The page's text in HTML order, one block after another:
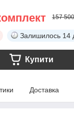
157
Залишилось 14
Купити
Доставка